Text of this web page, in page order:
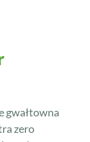
gwałtowna
zero